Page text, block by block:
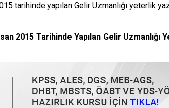
tarihinde yapılan Gelir Uzmanlığı yeterlik
2015 Tarihinde Yapılan Gelir Uzmanlığı